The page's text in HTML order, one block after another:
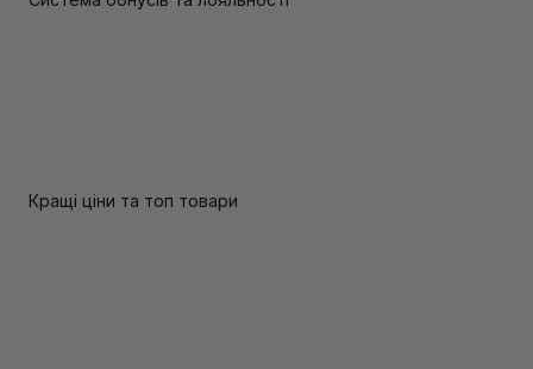
Кращі ціни та топ товари